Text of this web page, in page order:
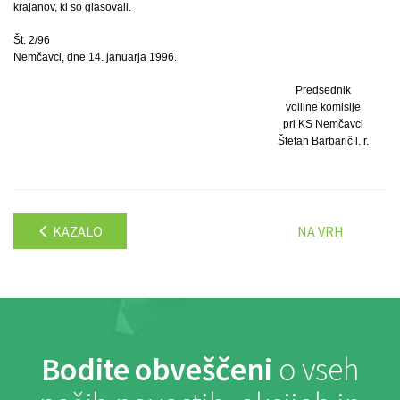
krajanov, ki so glasovali.
Št. 2/96
Nemčavci, dne 14. januarja 1996.
Predsednik
volilne komisije
pri KS Nemčavci
Štefan Barbarič l. r.
KAZALO NA VRH
Bodite obveščeni o vseh